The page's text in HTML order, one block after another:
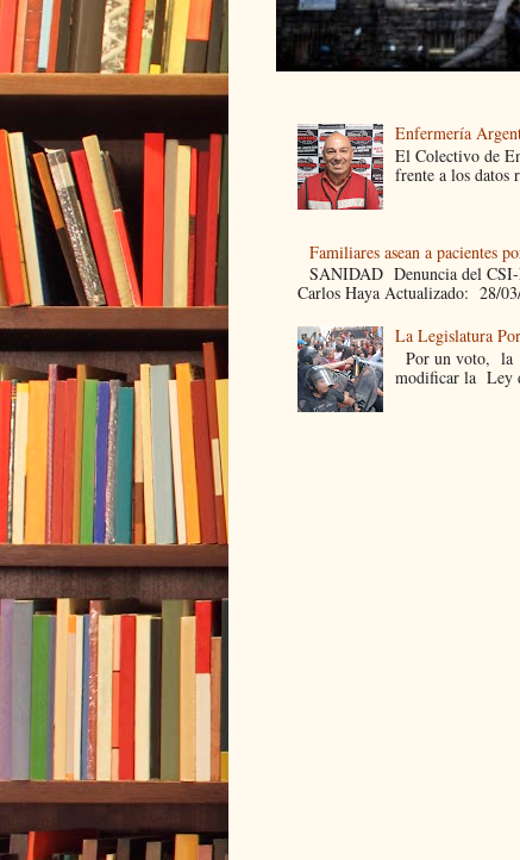
Enfermería
El Colectivo de
frente a los datos
Familiares asean a pacientes
SANIDAD Denuncia del CSI-
Carlos Haya Actualizado: 28/
La Legislatura
Por un voto, la
modificar la Ley